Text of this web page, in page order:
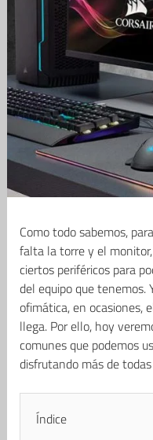
Como todo sabemos,
falta la torre y el
ciertos periféricos para
del equipo que tenemos.
ofimática, en ocasiones,
llega. Por ello, hoy
comunes que podemos
disfrutando más de
Índice